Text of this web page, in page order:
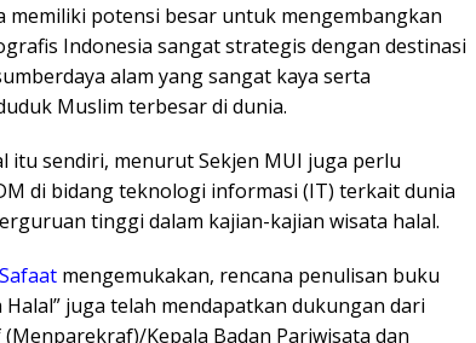
memiliki potensi besar untuk mengembangkan
Indonesia sangat strategis dengan destinasi
alam yang sangat kaya serta
Muslim terbesar di dunia.
itu sendiri, menurut Sekjen MUI juga perlu
di bidang teknologi informasi (IT) terkait dunia
tinggi dalam kajian-kajian wisata halal.
mengemukakan, rencana penulisan buku
juga telah mendapatkan dukungan dari
Kepala Badan Pariwisata dan